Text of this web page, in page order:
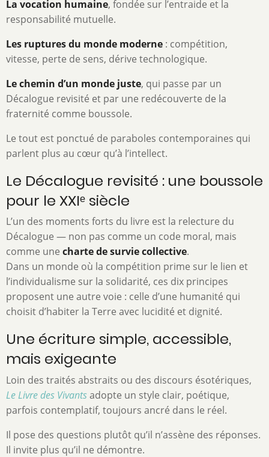
La vocation humaine, fondée sur l’entraide et la
responsabilité mutuelle.
Les ruptures du monde moderne : compétition,
vitesse, perte de sens, dérive technologique.
Le chemin d’un monde juste, qui passe par un
Décalogue revisité et par une redécouverte de la
fraternité comme boussole.
Le tout est ponctué de paraboles contemporaines qui
parlent plus au cœur qu’à l’intellect.
Le Dé­calogue revisité : une boussole
pour le XXIᵉ siècle
L’un des moments forts du livre est la relecture du
Décalogue — non pas comme un code moral, mais
comme une charte de survie collective.
Dans un monde où la compétition prime sur le lien et
l’individualisme sur la solidarité, ces dix principes
proposent une autre voie : celle d’une humanité qui
choisit d’habiter la Terre avec lucidité et dignité.
Une écriture simple, accessible,
mais exigeante
Loin des traités abstraits ou des discours ésotériques,
Le Livre des Vivantsadopte un style clair, poétique,
parfois contemplatif, toujours ancré dans le réel.
Il pose des questions plutôt qu’il n’assène des réponses.
Il invite plus qu’il ne démontre.